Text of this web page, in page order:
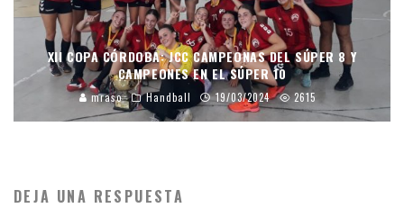
XII COPA CÓRDOBA: JCC CAMPEONAS DEL SÚPER 8 Y
CAMPEONES EN EL SÚPER 10
mraso Handball 19/03/2024 2615
DEJA UNA RESPUESTA